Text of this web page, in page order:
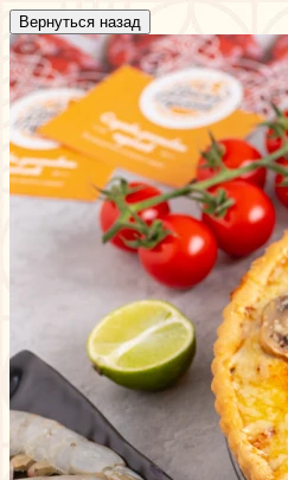
Вернуться назад